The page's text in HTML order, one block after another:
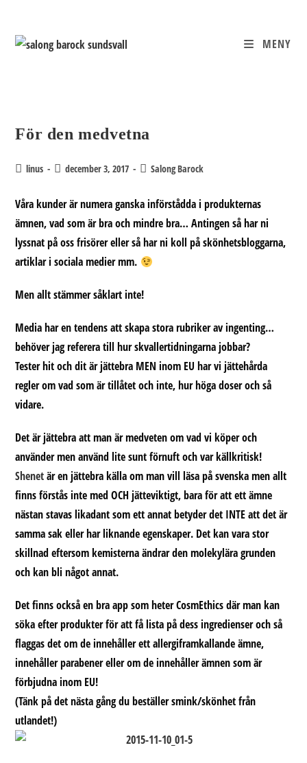
innehållet
MENY
För den medvetna
Inläggsförfattare:
linus
Inlägget
december 3, 2017 Inläggskategori:
Salong Barock
Våra kunder är numera ganska införstådda i produkternas
ämnen, vad som är bra och mindre bra… Antingen så har ni
lyssnat på oss frisörer eller så har ni koll på skönhetsbloggarna,
artiklar i sociala medier mm.
Men allt stämmer såklart inte!
Media har en tendens att skapa stora rubriker av ingenting…
behöver jag referera till hur skvallertidningarna jobbar?
Tester hit och dit är jättebra MEN inom EU har vi jättehårda
regler om vad som är tillåtet och inte, hur höga doser och så
vidare.
Det är jättebra att man är medveten om vad vi köper och
använder men använd lite sunt förnuft och var källkritisk!
Shenetär en jättebra källa om man vill läsa på svenska men allt
finns förstås inte med OCH jätteviktigt, bara för att ett ämne
nästan stavas likadant som ett annat betyder det INTE att det är
samma sak eller har liknande egenskaper. Det kan vara stor
skillnad eftersom kemisterna ändrar den molekylära grunden
och kan bli något annat.
Det finns också en bra app som heterCosmEthicsdär man kan
söka efter produkter för att få lista på dess ingredienser och så
flaggas det om de innehåller ett allergiframkallande ämne,
innehåller parabener eller om de innehåller ämnen som är
förbjudna inom EU!
(Tänk på det nästa gång du beställer smink/skönhet från
utlandet!)